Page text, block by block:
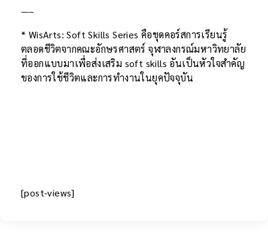
—–
* WisArts: Soft Skills Series คือชุดคอร์สการเรียนรู้
ตลอดชีวิตจากคณะอักษรศาสตร์ จุฬาลงกรณ์มหาวิทยาลัย
ที่ออกแบบมาเพื่อส่งเสริม soft skills อันเป็นหัวใจสำคัญ
ของการใช้ชีวิตและการทำงานในยุคปัจจุบัน
[post-views]